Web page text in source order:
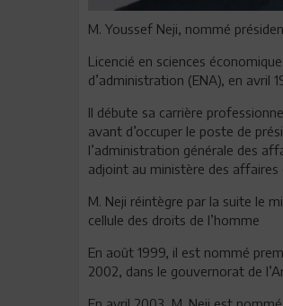
M. Youssef Neji, nommé
Licencié en sciences
d’administration (ENA), en avril
Il débute sa carrière
avant d’occuper le poste de
l’administration générale des
adjoint au ministère des affaires
M. Neji réintègre par la suite le
cellule des droits de l’homme
En août 1999, il est nommé
2002, dans le gouvernorat de